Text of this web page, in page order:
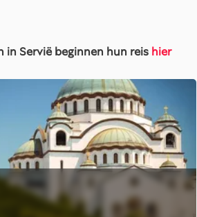
in Servië beginnen hun reis hier